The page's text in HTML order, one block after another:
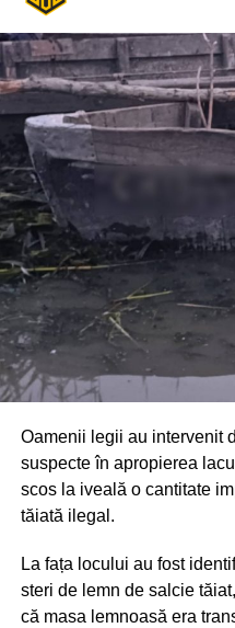
Din fericire, nimeni nu a
comunității au mulțumit
localnicilor care au
limitarea pagubelor.
Oamenii legii au intervenit
suspecte în apropierea
scos la iveală o cantitate
tăiată ilegal.
La fața locului au fost
steri de lemn de salcie
că masa lemnoasă era